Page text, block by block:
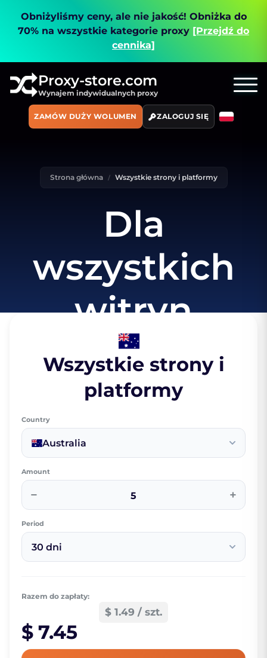
Obniżyliśmy ceny, ale nie jakość! Obniżka do
70% na wszystkie kategorie proxy [Przejdź do
cennika]
Proxy-store.com
Wynajem indywidualnych proxy
ZAMÓW DUŻY WOLUMEN ZALOGUJ SIĘ
Strona główna Wszystkie strony i platformy
Dla
wszystkich
witryn
Wszystkie strony i
platformy
Country
Australia
Amount
− +
Period
30 dni
Razem do zapłaty:
$ 1.49 / szt.
$ 7.45